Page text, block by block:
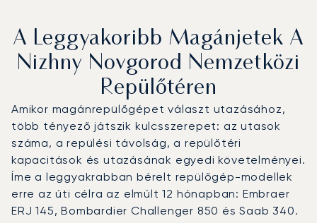
A Leggyakoribb Magánjetek A
Nizhny Novgorod Nemzetközi
Repülőtéren
Amikor magánrepülőgépet választ utazásához,
több tényező játszik kulcsszerepet: az utasok
száma, a repülési távolság, a repülőtéri
kapacitások és utazásának egyedi követelményei.
Íme a leggyakrabban bérelt repülőgép-modellek
erre az úti célra az elmúlt 12 hónapban: Embraer
ERJ 145, Bombardier Challenger 850 és Saab 340.